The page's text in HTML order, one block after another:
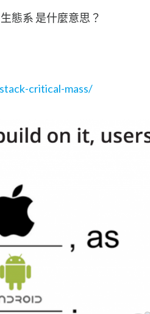
態系 是什麼意思？
critical-mass/